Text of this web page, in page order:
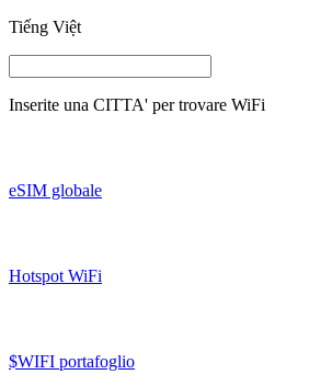
Tiếng Việt
Inserite una CITTA' per trovare WiFi
eSIM globale
Hotspot WiFi
$WIFI portafoglio